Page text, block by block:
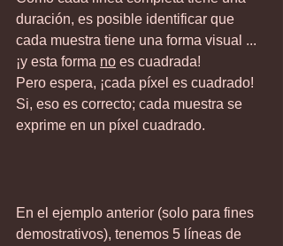
duración, es posible identificar que
cada muestra tiene una forma visual ...
¡y esta forma no es cuadrada!
Pero espera, ¡cada píxel es cuadrado!
Si, eso es correcto; cada muestra se
exprime en un píxel cuadrado.
En el ejemplo anterior (solo para fines
demostrativos), tenemos 5 líneas de